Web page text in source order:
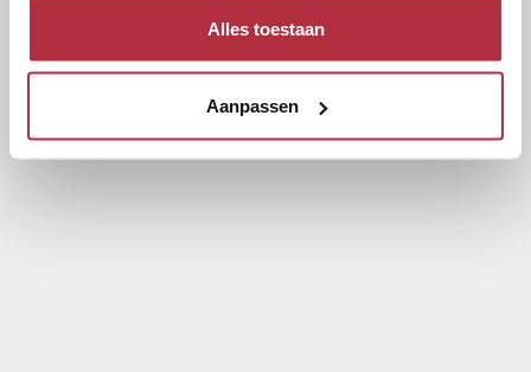
Alles toestaan
Aanpassen